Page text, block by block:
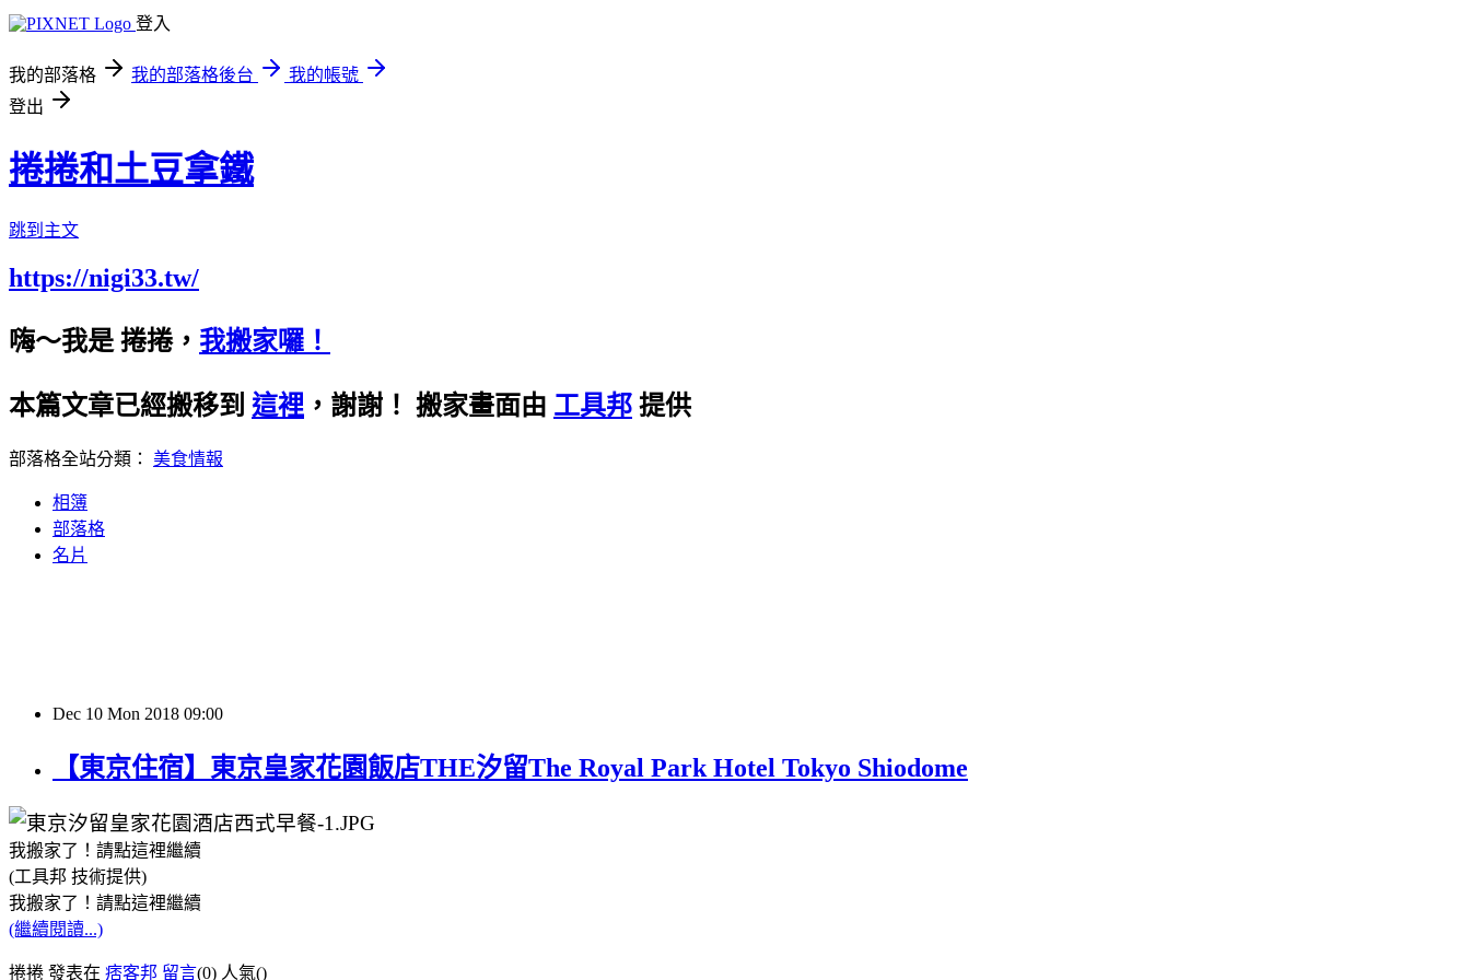
登入
我的部落格 我的部落格後台
我的帳號
登出
捲捲和土豆拿鐵
跳到主文
https://nigi33.tw/
嗨～我是 捲捲， 我搬家囉！
本篇文章已經搬移到 這裡 ，謝謝！ 搬家畫面由 工具邦 提供
部落格全站分類： 美食情報
相簿
部落格
名片
Dec 10 Mon 2018 09:00
【東京住宿】東京皇家花園飯店THE汐留The Royal Park Hotel Tokyo Shiodome
我搬家了！請點這裡繼續
(工具邦 技術提供)
我搬家了！請點這裡繼續
(繼續閱讀...)
捲捲 發表在 痞客邦 留言(0) 人氣()